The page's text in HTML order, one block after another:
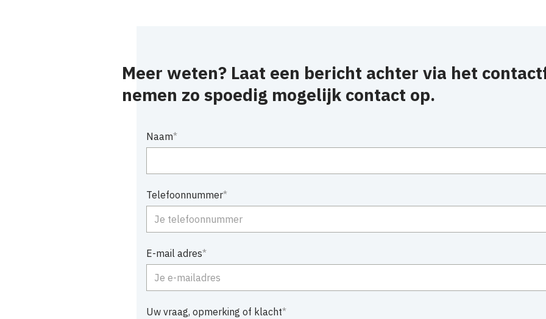
Meer weten? Laat een bericht achter via het
nemen zo spoedig mogelijk contact op.
Naam
Telefoonnummer
E-mail adres
Uw vraag, opmerking of klacht